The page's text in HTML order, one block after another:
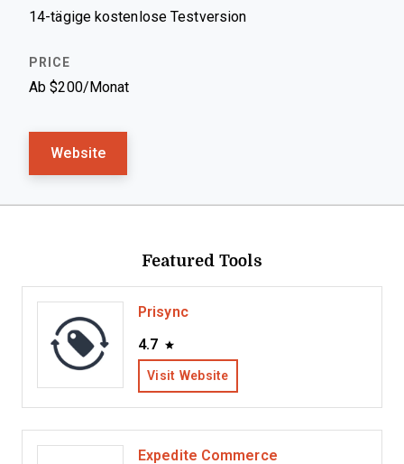
14-tägige kostenlose Testversion
Ab $200/Monat
Website
Featured Tools
Prisync
4.7
Visit Website
Expedite Commerce